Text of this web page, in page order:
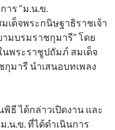
ร “ม.น.ข.
เด็จพระกนิษฐาธิราชเจ้า
มบรมราชกุมารี” โดย
พระราชูปถัมภ์ สมเด็จ
มารี นําเสนอบทเพลง
ธี ได้กล่าวเปิดงาน และ
น.ข. ที่ได้ดำเนินการ